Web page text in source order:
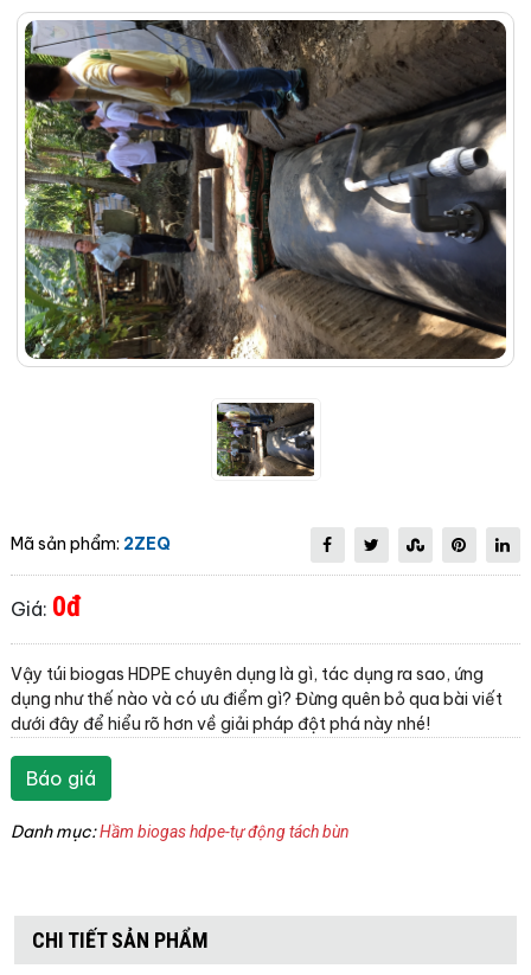
Mã sản phẩm: 2ZEQ
Giá: 0đ
Vậy túi biogas HDPE chuyên dụng là gì, tác dụng ra sao, ứng
dụng như thế nào và có ưu điểm gì? Đừng quên bỏ qua bài viết
dưới đây để hiểu rõ hơn về giải pháp đột phá này nhé!
Báo giá
Danh mục:Hầm biogas hdpe-tự động tách bùn
CHI TIẾT SẢN PHẨM